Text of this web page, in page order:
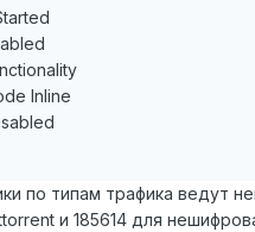
Inline
по типам трафика ведут
и 185614 для